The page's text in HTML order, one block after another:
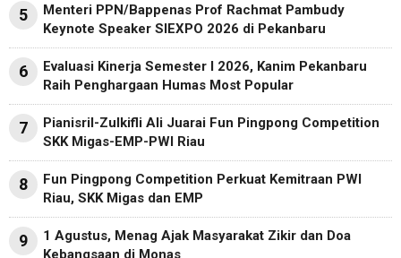
5
Menteri PPN/Bappenas Prof Rachmat Pambudy
Keynote Speaker SIEXPO 2026 di Pekanbaru
6
Evaluasi Kinerja Semester I 2026, Kanim Pekanbaru
Raih Penghargaan Humas Most Popular
7
Pianisril-Zulkifli Ali Juarai Fun Pingpong Competition
SKK Migas-EMP-PWI Riau
8
Fun Pingpong Competition Perkuat Kemitraan PWI
Riau, SKK Migas dan EMP
9
1 Agustus, Menag Ajak Masyarakat Zikir dan Doa
Kebangsaan di Monas